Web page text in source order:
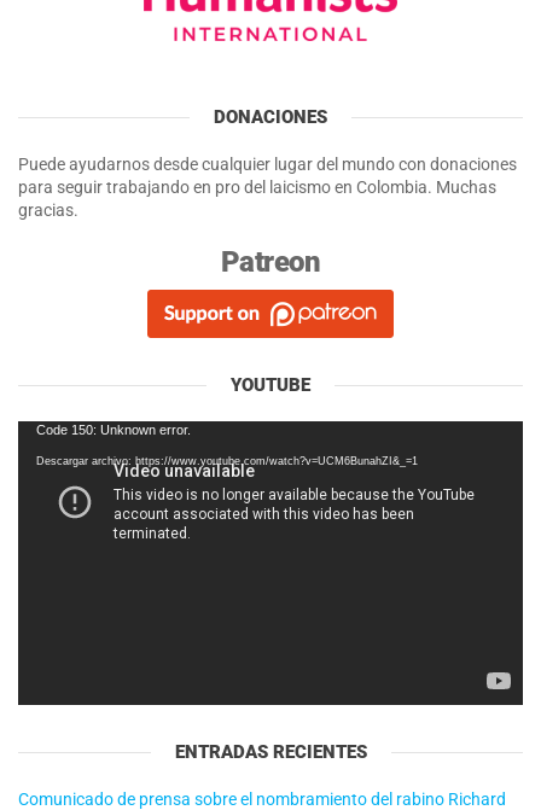
DONACIONES
Puede ayudarnos desde cualquier lugar del mundo con donaciones
para seguir trabajando en pro del laicismo en Colombia. Muchas
gracias.
Patreon
YOUTUBE
Reproductor
Code 150: Unknown error.
Descargar archivo: https://www.youtube.com/watch?v=UCM6BunahZI&_=1
ENTRADAS RECIENTES
Comunicado de prensa sobre el nombramiento del rabino Richard